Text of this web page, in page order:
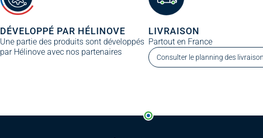
DÉVELOPPÉ PAR HÉLINOVE
Une partie des produits sont développés
par Hélinove avec nos partenaires
LIVRAISON
Partout en France
Consulter le planning des